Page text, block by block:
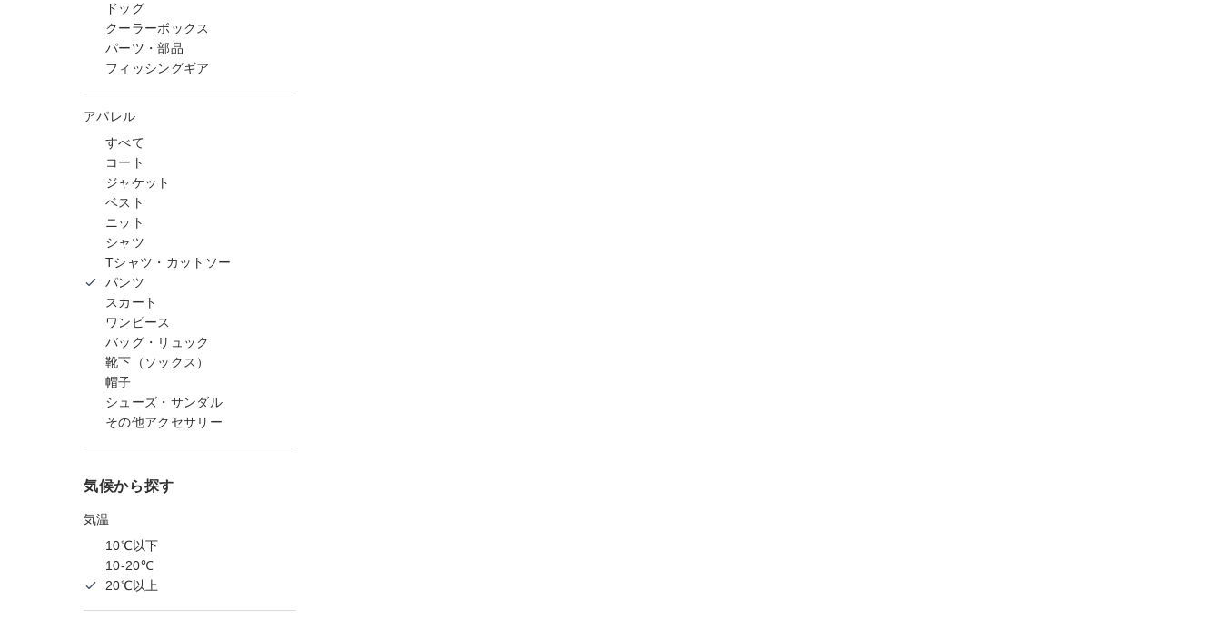
ドッグ
クーラーボックス
パーツ・部品
フィッシングギア
アパレル
すべて
コート
ジャケット
ベスト
ニット
シャツ
Tシャツ・カットソー
パンツ
スカート
ワンピース
バッグ・リュック
靴下（ソックス）
帽子
シューズ・サンダル
その他アクセサリー
気候から探す
気温
10℃以下
10-20℃
20℃以上